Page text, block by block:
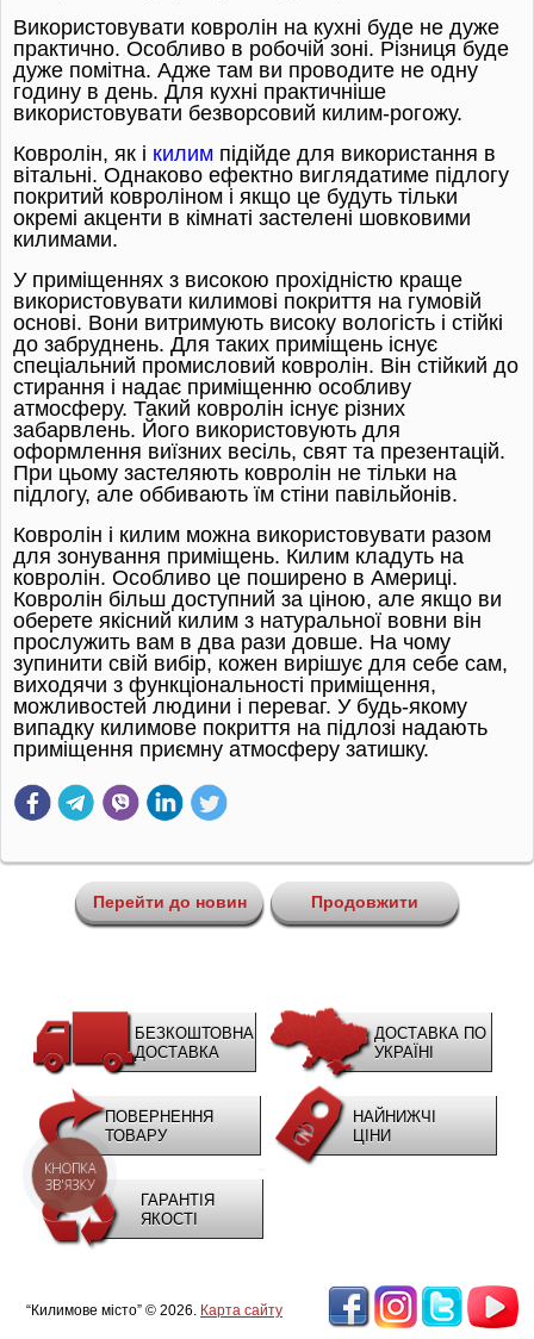
Використовувати ковролін на кухні буде не дуже
практично. Особливо в робочій зоні. Різниця буде
дуже помітна. Адже там ви проводите не одну
годину в день. Для кухні практичніше
використовувати безворсовий килим-рогожу.
Ковролін, як і килим підійде для використання в
вітальні. Однаково ефектно виглядатиме підлогу
покритий ковроліном і якщо це будуть тільки
окремі акценти в кімнаті застелені шовковими
килимами.
У приміщеннях з високою прохідністю краще
використовувати килимові покриття на гумовій
основі. Вони витримують високу вологість і стійкі
до забруднень. Для таких приміщень існує
спеціальний промисловий ковролін. Він стійкий до
стирання і надає приміщенню особливу
атмосферу. Такий ковролін існує різних
забарвлень. Його використовують для
оформлення виїзних весіль, свят та презентацій.
При цьому застеляють ковролін не тільки на
підлогу, але оббивають їм стіни павільйонів.
Ковролін і килим можна використовувати разом
для зонування приміщень. Килим кладуть на
ковролін. Особливо це поширено в Америці.
Ковролін більш доступний за ціною, але якщо ви
оберете якісний килим з натуральної вовни він
прослужить вам в два рази довше. На чому
зупинити свій вибір, кожен вирішує для себе сам,
виходячи з функціональності приміщення,
можливостей людини і переваг. У будь-якому
випадку килимове покриття на підлозі надають
приміщення приємну атмосферу затишку.
Перейти до новин Продовжити
БЕЗКОШТОВНА
ДОСТАВКА
ДОСТАВКА ПО
УКРАЇНІ
ПОВЕРНЕННЯ
ТОВАРУ
НАЙНИЖЧІ
ЦІНИ
ГАРАНТІЯ
ЯКОСТІ
“Килимове місто” © 2026. Карта сайту
КНОПКА
ЗВ'ЯЗКУ